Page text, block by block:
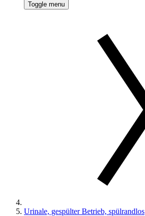
Toggle menu
Urinale, gespülter Betrieb, spülrandlos